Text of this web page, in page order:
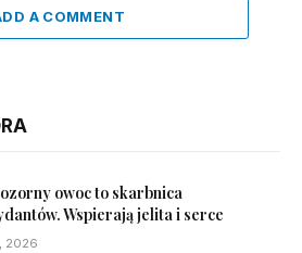
A COMMENT
owoc to skarbnica
Wspierają jelita i serce
2026